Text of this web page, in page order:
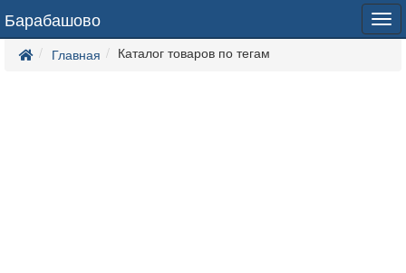
Барабашово
Главная Каталог товаров по тегам